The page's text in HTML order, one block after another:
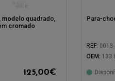
modelo quadrado,
cromado
125,00€
Para-
REF:
OEM: 133